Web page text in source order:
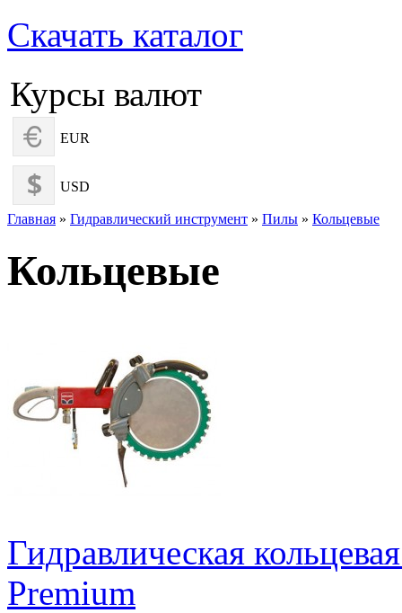
Скачать каталог
Курсы валют
EUR
USD
Главная » Гидравлический инструмент » Пилы » Кольцевые
Кольцевые
Гидравлическая
Premium